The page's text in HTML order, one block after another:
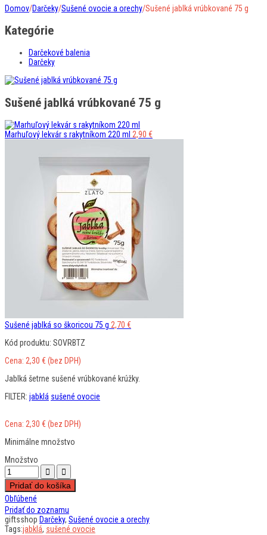
Domov/Darčeky/Sušené ovocie a orechy/Sušené jablká vrúbkované 75 g
Kategórie
Darčekové balenia
Darčeky
Sušené jablká vrúbkované 75 g
Marhuľový lekvár s rakytníkom 220 ml 2,90 €
Sušené jablká so škoricou 75 g 2,70 €
Kód produktu: SOVRBTZ
Cena: 2,30 €(bez DPH)
Jablká šetrne sušené vrúbkované krúžky.
FILTER: jabklá sušené ovocie
Cena: 2,30 €(bez DPH)
Minimálne množstvo
Množstvo
Pridať do košíka
Obľúbené
Pridať do zoznamu
giftsshop Darčeky, Sušené ovocie a orechy
Tags:jabklá, sušené ovocie